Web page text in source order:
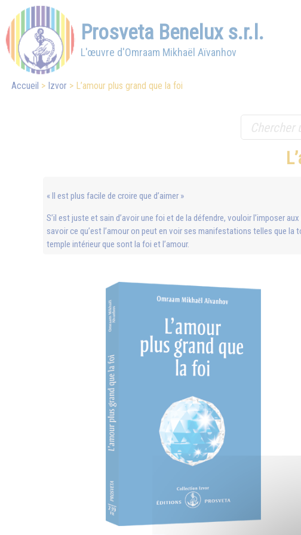
Prosveta Benelux s.r.l.
L'œuvre d'Omraam Mikhaël Aïvanhov
Accueil Izvor L’amour plus grand que la foi
« Il est plus facile de croire que d’aimer »
S’il est juste et sain d’avoir une foi et de la défendre, vouloir l’imposer
savoir ce qu’est l’amour on peut en voir ses manifestations telles que
temple intérieur que sont la foi et l’amour.